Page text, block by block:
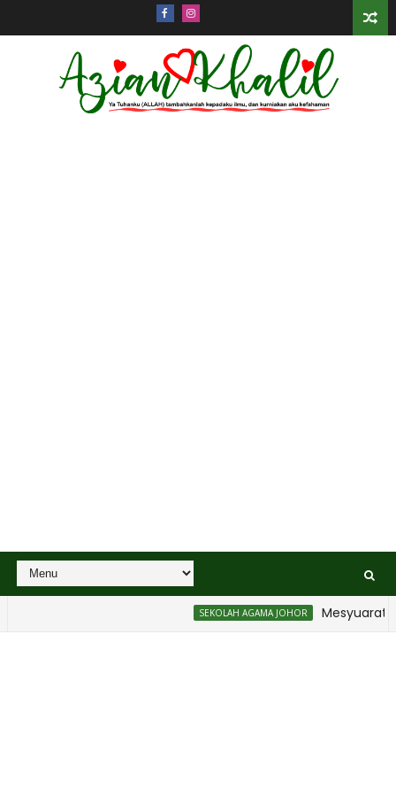
SEKOLAH AGAMA JOHOR Mesyuarat